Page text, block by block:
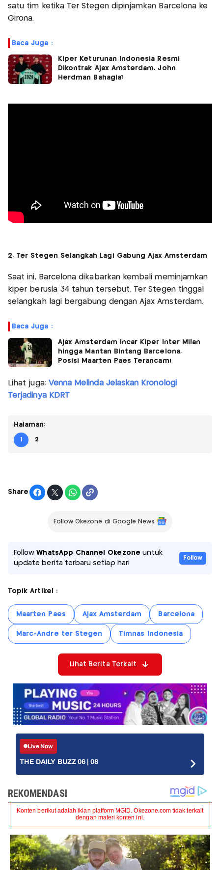
satu tim ketika Ter Stegen dipinjamkan Barcelona ke
Girona.
Baca Juga :
Kiper Keturunan Indonesia Resmi
Dikontrak Ajax Amsterdam, John
Herdman Bahagia?
2. Ter Stegen Selangkah Lagi Gabung Ajax Amsterdam
Saat ini, Barcelona dikabarkan kembali meminjamkan
kiper berusia 34 tahun tersebut. Ter Stegen tinggal
selangkah lagi bergabung dengan Ajax Amsterdam.
Baca Juga :
Ajax Amsterdam Incar Kiper Inter Milan
hingga Mantan Bintang Barcelona,
Posisi Maarten Paes Terancam!
Lihat juga: Venna Melinda Jelaskan Kronologi
Terjadinya KDRT
Halaman:
1 2
Share
Follow Okezone di Google News
FollowWhatsApp Channel Okezone untuk
update berita terbaru setiap hari
Follow
Topik Artikel :
Maarten Paes Ajax Amsterdam Barcelona
Marc-Andre ter Stegen Timnas Indonesia
Lihat Berita Terkait
Live Now
THE DAILY BUZZ 06 | 08